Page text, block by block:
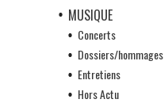
MUSIQUE
Concerts
Dossiers/hommages
Entretiens
Hors Actu